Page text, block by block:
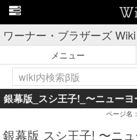
ワーナー・ブラザーズ Wiki
メニュー
銀幕版_スシ王子!_〜ニュー
ページ名
銀幕版 スシ王子! 〜ニ